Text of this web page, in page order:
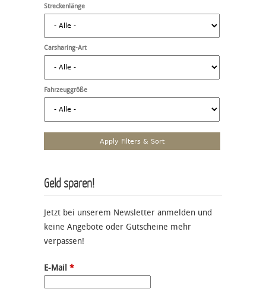
Streckenlänge
Carsharing-Art
Fahrzeuggröße
Geld sparen!
Jetzt bei unserem Newsletter anmelden und
keine Angebote oder Gutscheine mehr
verpassen!
E-Mail *